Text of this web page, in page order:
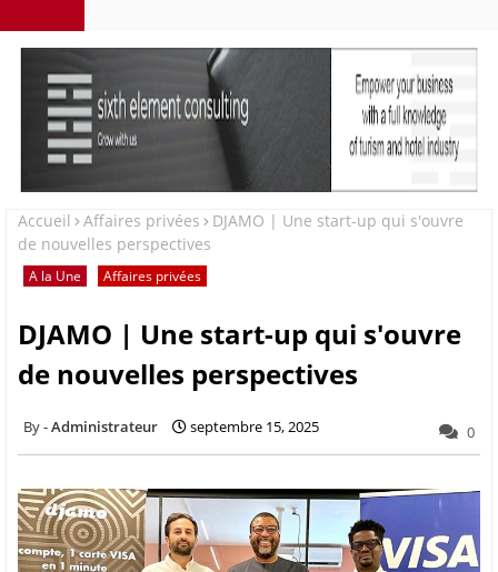
Accueil Affaires privées
DJAMO | Une start-up qui s'ouvre
de nouvelles perspectives
A la Une Affaires privées
DJAMO | Une start-up qui s'ouvre
de nouvelles perspectives
Administrateur septembre 15, 2025 0